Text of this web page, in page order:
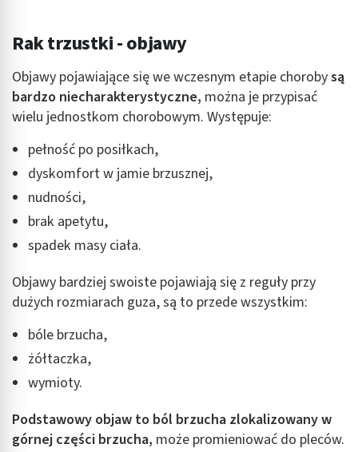
Rak trzustki - objawy
Objawy pojawiające się we wczesnym etapie chorobysą
bardzo niecharakterystyczne, można je przypisać
wielu jednostkom chorobowym. Występuje:
pełność po posiłkach,
dyskomfort w jamie brzusznej,
nudności,
brak apetytu,
spadek masy ciała.
Objawy bardziej swoiste pojawiają się z reguły przy
dużych rozmiarach guza, są to przede wszystkim:
bóle brzucha,
żółtaczka,
wymioty.
Podstawowy objaw to ból brzucha zlokalizowany w
górnej części brzucha, może promieniować do pleców.